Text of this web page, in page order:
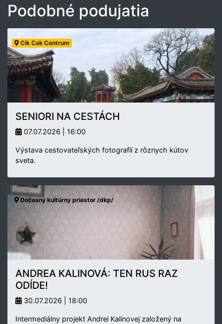
Podobné podujatia
Cik Cak Centrum
SENIORI NA CESTÁCH
07.07.2026 | 16:00
Výstava cestovateľských fotografií z rôznych kútov
sveta.
Dočasný kultúrny priestor /dkp/
ANDREA KALINOVÁ: TEN RUS RAZ
ODÍDE!
30.07.2026 | 18:00
Intermediálny projekt Andrei Kalinovej založený na